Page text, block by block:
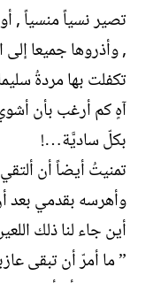
تصير نسياً منسياً
, وأذروها جميعا
تكفلت بها مردةُ
آهٍ كم أرغب بأن
بكلّ ساديَّة…!
تمنيتُ أيضاً أن
وأهرسه بقدمي بعد
أين جاء لنا ذلك
” ما أمرّ أن تبقى